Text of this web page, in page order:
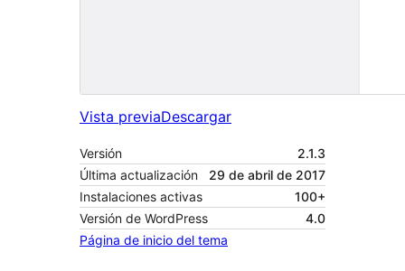
Vista previaDescargar
Versión
2.1.3
Última actualización
29 de abril de 2017
Instalaciones activas
100+
Versión de WordPress
4.0
Página de inicio del tema